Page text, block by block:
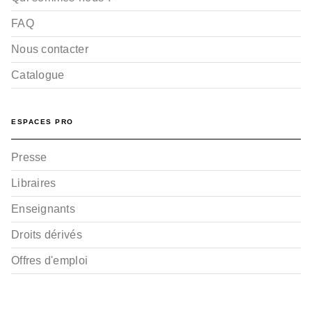
FAQ
Nous contacter
Catalogue
ESPACES PRO
Presse
Libraires
Enseignants
Droits dérivés
Offres d'emploi